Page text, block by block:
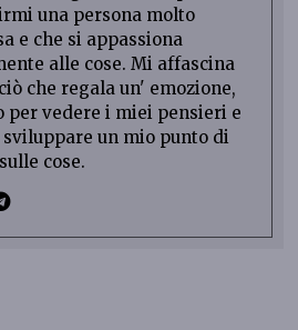
una persona molto
e che si appassiona
alle cose. Mi affascina
che regala un' emozione,
per vedere i miei pensieri e
un mio punto di
cose.